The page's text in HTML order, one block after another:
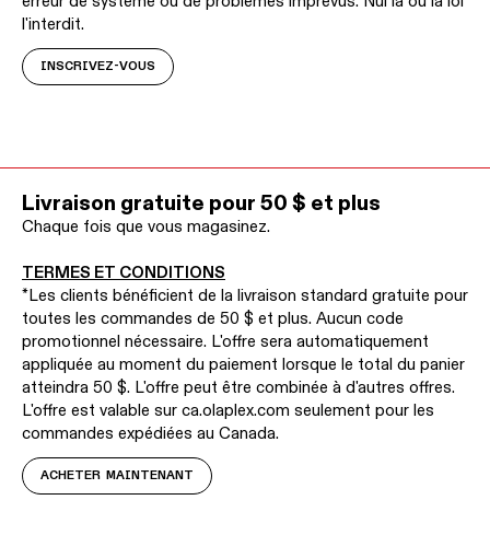
l'interdit.
INSCRIVEZ-VOUS
Livraison gratuite pour 50 $ et plus
Chaque fois que vous magasinez.
TERMES ET CONDITIONS
*Les clients bénéficient de la livraison standard gratuite pour
toutes les commandes de 50 $ et plus. Aucun code
promotionnel nécessaire. L'offre sera automatiquement
appliquée au moment du paiement lorsque le total du panier
atteindra 50 $. L'offre peut être combinée à d'autres offres.
L'offre est valable sur ca.olaplex.com seulement pour les
commandes expédiées au Canada.
ACHETER MAINTENANT